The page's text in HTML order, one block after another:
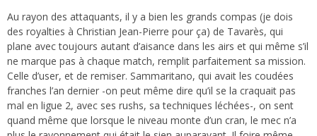
Au rayon des attaquants, il y a bien les grands compas (je dois
des royalties à Christian Jean-Pierre pour ça) de Tavarès, qui
plane avec toujours autant d’aisance dans les airs et qui même s’il
ne marque pas à chaque match, remplit parfaitement sa mission.
Celle d’user, et de remiser. Sammaritano, qui avait les coudées
franches l’an dernier -on peut même dire qu’il se la craquait pas
mal en ligue 2, avec ses rushs, sa techniques léchées-, on sent
quand même que lorsque le niveau monte d’un cran, le mec n’a